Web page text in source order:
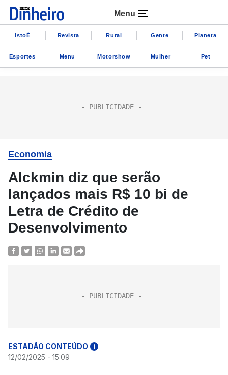
Menu
IstoÉ Revista Rural Gente Planeta
Esportes Menu Motorshow Mulher Pet
Economia
Alckmin diz que serão
lançados mais R$ 10 bi de
Letra de Crédito de
Desenvolvimento
ESTADÃO CONTEÚDO i
12/02/2025 - 15:09